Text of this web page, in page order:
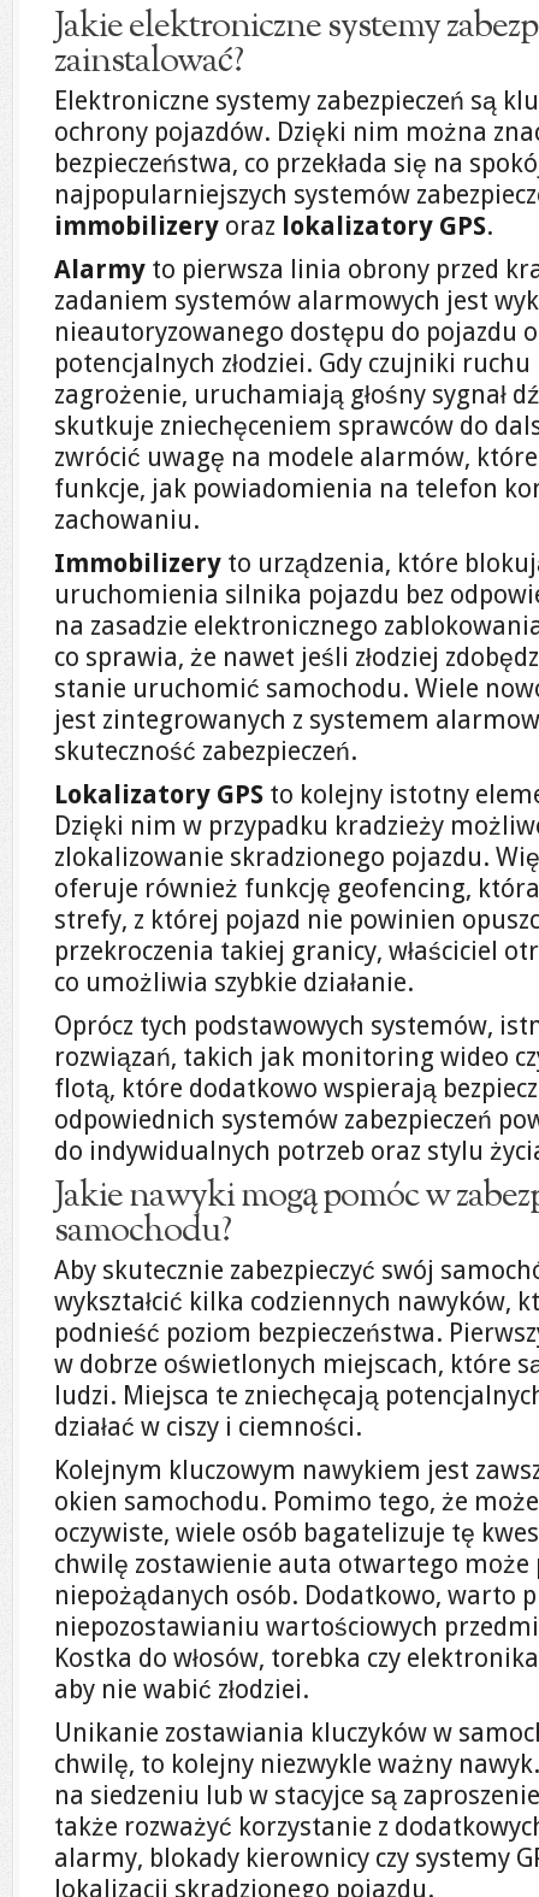
Jakie elektroniczne systemy
zainstalować?
Elektroniczne systemy zabezpieczeń są
ochrony pojazdów. Dzięki nim można
bezpieczeństwa, co przekłada się na
najpopularniejszych systemów
immobilizery oraz lokalizatory GPS.
Alarmy to pierwsza linia obrony przed
zadaniem systemów alarmowych jest
nieautoryzowanego dostępu do pojazdu
potencjalnych złodziei. Gdy czujniki
zagrożenie, uruchamiają głośny sygnał
skutkuje zniechęceniem sprawców do
zwrócić uwagę na modele alarmów,
funkcje, jak powiadomienia na telefon
zachowaniu.
Immobilizery to urządzenia, które
uruchomienia silnika pojazdu bez
na zasadzie elektronicznego
co sprawia, że nawet jeśli złodziej
stanie uruchomić samochodu. Wiele
jest zintegrowanych z systemem
skuteczność zabezpieczeń.
Lokalizatory GPS to kolejny istotny
Dzięki nim w przypadku kradzieży
zlokalizowanie skradzionego pojazdu.
oferuje również funkcję geofencing,
strefy, z której pojazd nie powinien
przekroczenia takiej granicy, właściciel
co umożliwia szybkie działanie.
Oprócz tych podstawowych systemów,
rozwiązań, takich jak monitoring wideo
flotą, które dodatkowo wspierają
odpowiednich systemów zabezpieczeń
do indywidualnych potrzeb oraz stylu
Jakie nawyki mogą pomóc w
samochodu?
Aby skutecznie zabezpieczyć swój
wykształcić kilka codziennych nawyków,
podnieść poziom bezpieczeństwa.
w dobrze oświetlonych miejscach, które
ludzi. Miejsca te zniechęcają
działać w ciszy i ciemności.
Kolejnym kluczowym nawykiem jest
okien samochodu. Pomimo tego, że
oczywiste, wiele osób bagatelizuje tę
chwilę zostawienie auta otwartego może
niepożądanych osób. Dodatkowo, warto
niepozostawianiu wartościowych
Kostka do włosów, torebka czy
aby nie wabić złodziei.
Unikanie zostawiania kluczyków w
chwilę, to kolejny niezwykle ważny
na siedzeniu lub w stacyjce są
także rozważyć korzystanie z
alarmy, blokady kierownicy czy systemy
lokalizacji skradzionego pojazdu.